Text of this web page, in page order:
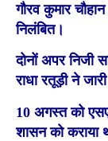
गौरव कुमार
निलंबित।
दोनों अपर
राधा रतूड़ी ने
10 अगस्त को
शासन को कराया